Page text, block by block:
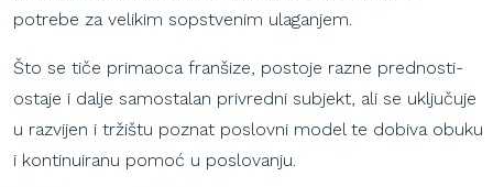
potrebe za velikim sopstvenim ulaganjem.
Što se tiče primaoca franšize, postoje razne prednosti-
ostaje i dalje samostalan privredni subjekt, ali se uključuje
u razvijen i tržištu poznat poslovni model te dobiva obuku
i kontinuiranu pomoć u poslovanju.